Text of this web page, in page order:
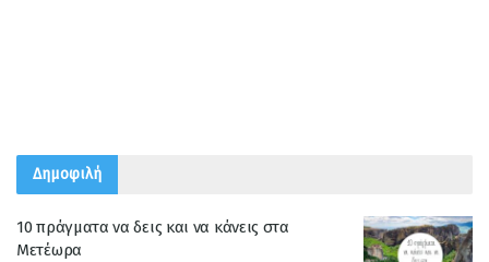
Δημοφιλή
10 πράγματα να δεις και να κάνεις στα
Μετέωρα